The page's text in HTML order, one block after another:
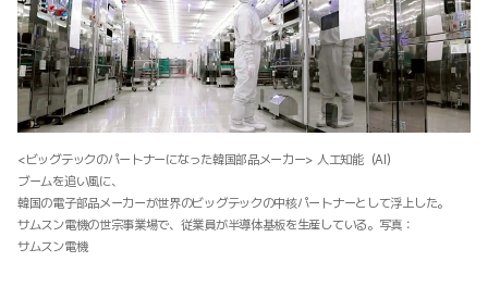
<ビッグテックのパートナーになった韓国部品メーカー> 人工知能（AI）
ブームを追い風に、
韓国の電子部品メーカーが世界のビッグテックの中核パートナーとして浮上した。
サムスン電機の世宗事業場で、従業員が半導体基板を生産している。写真：
サムスン電機